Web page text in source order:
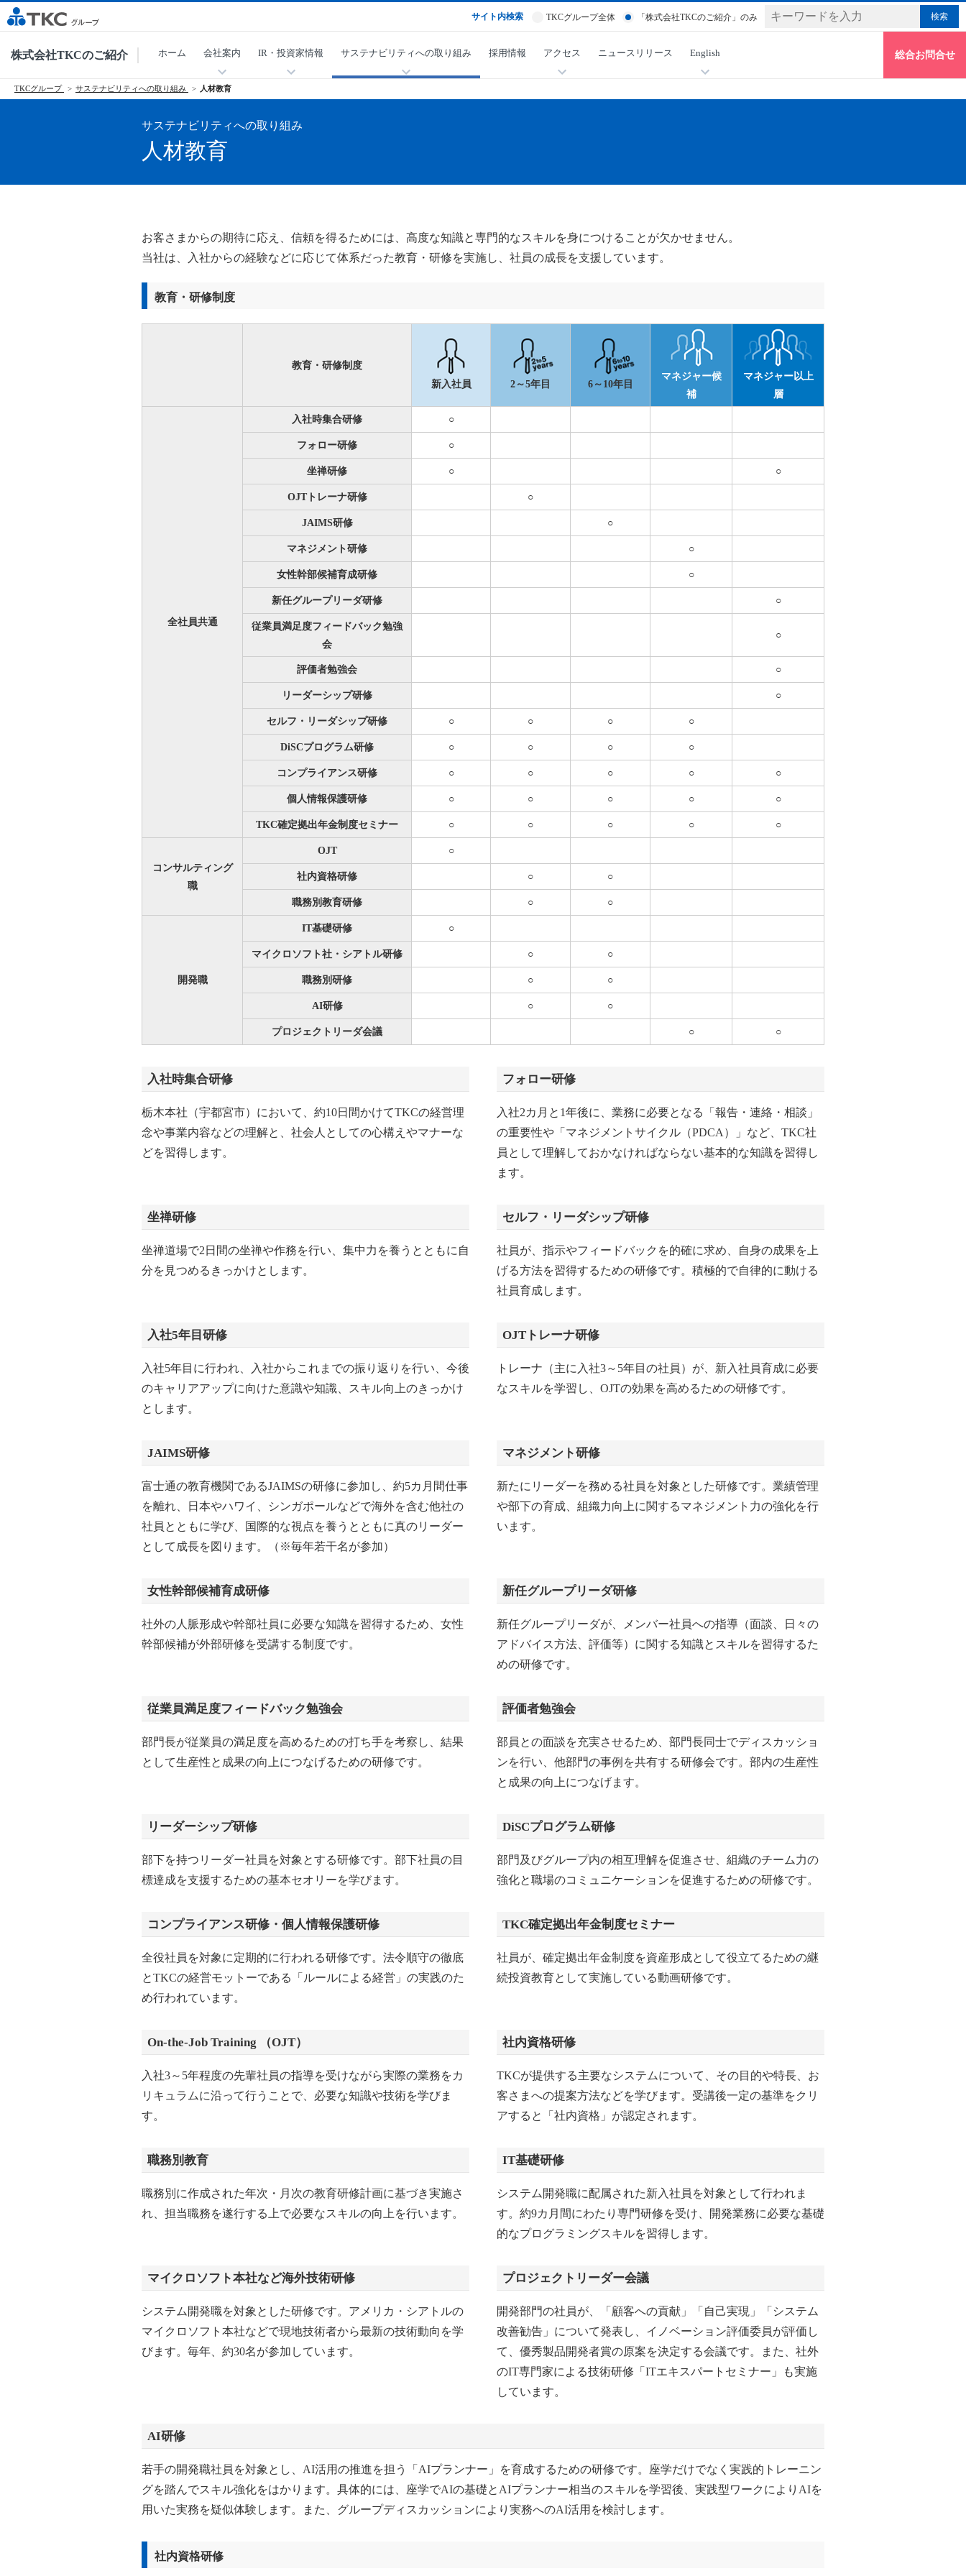
サイト内検索 TKCグループ全体 「株式会社TKCのご紹介」のみ
株式会社TKCのご紹介 ホーム 会社案内 IR・投資家情報 サステナビリティへの取り組み 採用情報 アクセス ニュースリリース English 総合お問合せ
TKCグループ サステナビリティへの取り組み 人材教育
サステナビリティへの取り組み
人材教育
お客さまからの期待に応え、信頼を得るためには、高度な知識と専門的なスキルを身につけることが欠かせません。
当社は、入社からの経験などに応じて体系だった教育・研修を実施し、社員の成長を支援しています。
教育・研修制度
教育・研修制度
新入社員
2～5年目 6～10年目
マネジャー候
補
マネジャー以上
層
全社員共通
入社時集合研修 ○
フォロー研修 ○
坐禅研修 ○ ○
OJTトレーナ研修 ○
JAIMS研修 ○
マネジメント研修 ○
女性幹部候補育成研修 ○
新任グループリーダ研修 ○
従業員満足度フィードバック勉強
会
○
評価者勉強会 ○
リーダーシップ研修 ○
セルフ・リーダシップ研修 ○ ○ ○ ○
DiSCプログラム研修 ○ ○ ○ ○
コンプライアンス研修 ○ ○ ○ ○ ○
個人情報保護研修 ○ ○ ○ ○ ○
TKC確定拠出年金制度セミナー ○ ○ ○ ○ ○
コンサルティング
職
OJT ○
社内資格研修 ○ ○
職務別教育研修 ○ ○
開発職
IT基礎研修 ○
マイクロソフト社・シアトル研修 ○ ○
職務別研修 ○ ○
AI研修 ○ ○
プロジェクトリーダ会議 ○ ○
入社時集合研修
栃木本社（宇都宮市）において、約10日間かけてTKCの経営理
念や事業内容などの理解と、社会人としての心構えやマナーな
どを習得します。
フォロー研修
入社2カ月と1年後に、業務に必要となる「報告・連絡・相談」
の重要性や「マネジメントサイクル（PDCA）」など、TKC社
員として理解しておかなければならない基本的な知識を習得し
ます。
坐禅研修
坐禅道場で2日間の坐禅や作務を行い、集中力を養うとともに自
分を見つめるきっかけとします。
セルフ・リーダシップ研修
社員が、指示やフィードバックを的確に求め、自身の成果を上
げる方法を習得するための研修です。積極的で自律的に動ける
社員育成します。
入社5年目研修
入社5年目に行われ、入社からこれまでの振り返りを行い、今後
のキャリアアップに向けた意識や知識、スキル向上のきっかけ
とします。
OJTトレーナ研修
トレーナ（主に入社3～5年目の社員）が、新入社員育成に必要
なスキルを学習し、OJTの効果を高めるための研修です。
JAIMS研修
富士通の教育機関であるJAIMSの研修に参加し、約5カ月間仕事
を離れ、日本やハワイ、シンガポールなどで海外を含む他社の
社員とともに学び、国際的な視点を養うとともに真のリーダー
として成長を図ります。（※毎年若干名が参加）
マネジメント研修
新たにリーダーを務める社員を対象とした研修です。業績管理
や部下の育成、組織力向上に関するマネジメント力の強化を行
います。
女性幹部候補育成研修
社外の人脈形成や幹部社員に必要な知識を習得するため、女性
幹部候補が外部研修を受講する制度です。
新任グループリーダ研修
新任グループリーダが、メンバー社員への指導（面談、日々の
アドバイス方法、評価等）に関する知識とスキルを習得するた
めの研修です。
従業員満足度フィードバック勉強会
部門長が従業員の満足度を高めるための打ち手を考察し、結果
として生産性と成果の向上につなげるための研修です。
評価者勉強会
部員との面談を充実させるため、部門長同士でディスカッショ
ンを行い、他部門の事例を共有する研修会です。部内の生産性
と成果の向上につなげます。
リーダーシップ研修
部下を持つリーダー社員を対象とする研修です。部下社員の目
標達成を支援するための基本セオリーを学びます。
DiSCプログラム研修
部門及びグループ内の相互理解を促進させ、組織のチーム力の
強化と職場のコミュニケーションを促進するための研修です。
コンプライアンス研修・個人情報保護研修
全役社員を対象に定期的に行われる研修です。法令順守の徹底
とTKCの経営モットーである「ルールによる経営」の実践のた
め行われています。
TKC確定拠出年金制度セミナー
社員が、確定拠出年金制度を資産形成として役立てるための継
続投資教育として実施している動画研修です。
On-the-Job Training （OJT）
入社3～5年程度の先輩社員の指導を受けながら実際の業務をカ
リキュラムに沿って行うことで、必要な知識や技術を学びま
す。
社内資格研修
TKCが提供する主要なシステムについて、その目的や特長、お
客さまへの提案方法などを学びます。受講後一定の基準をクリ
アすると「社内資格」が認定されます。
職務別教育
職務別に作成された年次・月次の教育研修計画に基づき実施さ
れ、担当職務を遂行する上で必要なスキルの向上を行います。
IT基礎研修
システム開発職に配属された新入社員を対象として行われま
す。約9カ月間にわたり専門研修を受け、開発業務に必要な基礎
的なプログラミングスキルを習得します。
マイクロソフト本社など海外技術研修
システム開発職を対象とした研修です。アメリカ・シアトルの
マイクロソフト本社などで現地技術者から最新の技術動向を学
びます。毎年、約30名が参加しています。
プロジェクトリーダー会議
開発部門の社員が、「顧客への貢献」「自己実現」「システム
改善勧告」について発表し、イノベーション評価委員が評価し
て、優秀製品開発者賞の原案を決定する会議です。また、社外
のIT専門家による技術研修「ITエキスパートセミナー」も実施
しています。
AI研修
若手の開発職社員を対象とし、AI活用の推進を担う「AIプランナー」を育成するための研修です。座学だけでなく実践的トレーニン
グを踏んでスキル強化をはかります。具体的には、座学でAIの基礎とAIプランナー相当のスキルを学習後、実践型ワークによりAIを
用いた実務を疑似体験します。また、グループディスカッションにより実務へのAI活用を検討します。
社内資格研修